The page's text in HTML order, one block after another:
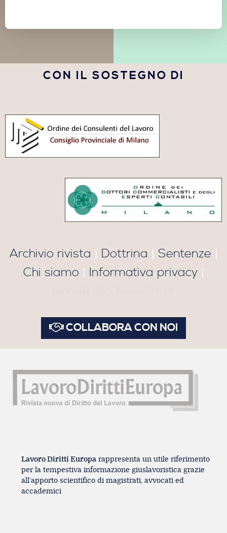
CON IL SOSTEGNO DI
Archivio rivista | Dottrina | Sentenze |
Chi siamo | Informativa privacy|
COLLABORA CON NOI
Lavoro Diritti Europa rappresenta un utile riferimento
per la tempestiva informazione giuslavoristica grazie
all’apporto scientifico di magistrati, avvocati ed
accademici